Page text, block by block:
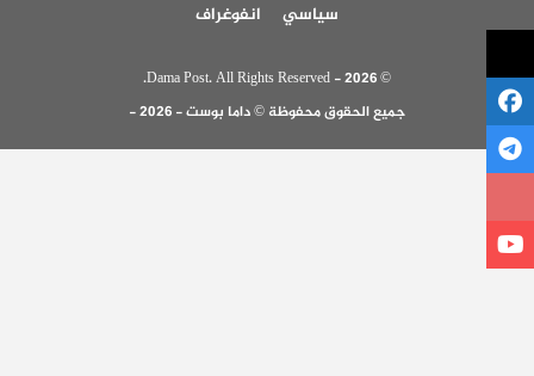
سياسي
انفوغراف
© 2026 - Dama Post. All Rights Reserved.
جميع الحقوق محفوظة © داما بوست - 2026 -